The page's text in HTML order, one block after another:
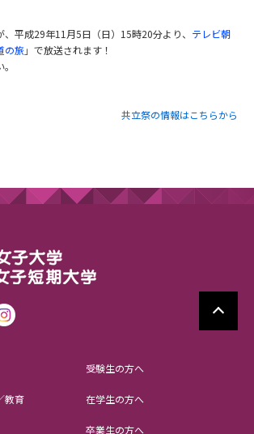
平成29年11月5日（日）15時20分より、 テレビ朝
旅」 で放送されます！
共立祭の情報はこちらから
教育
受験生の方へ
在学生の方へ
卒業生の方へ